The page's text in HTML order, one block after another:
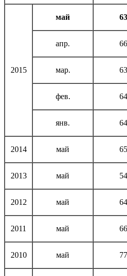
2015
май 63
апр. 66
мар. 63
фев. 64
янв. 64
2014 май 65
2013 май 54
2012 май 64
2011 май 66
2010 май 77